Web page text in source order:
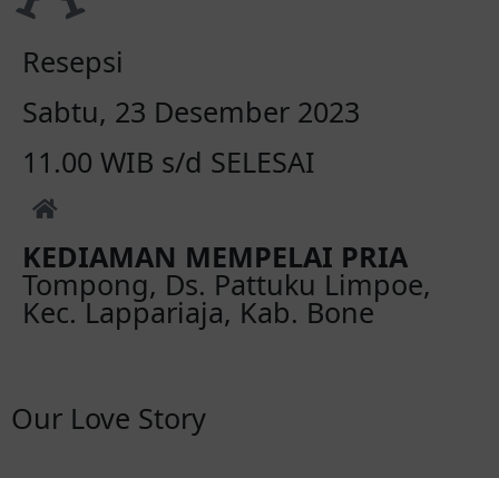
Resepsi
Sabtu, 23 Desember 2023
11.00 WIB s/d SELESAI
KEDIAMAN MEMPELAI PRIA
Tompong, Ds. Pattuku Limpoe,
Kec. Lappariaja, Kab. Bone
Our Love Story